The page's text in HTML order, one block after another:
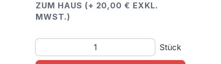
ZUM HAUS (+ 20,00 € EXKL.
MWST.)
Produkt Anzahl: Gib den gewünschten Wert ein
Stück